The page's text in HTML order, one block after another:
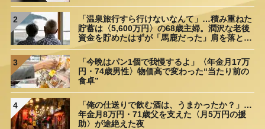
2
「温泉旅行すら行けないなんて」…積み重ねた
貯蓄は〈5,600万円〉の68歳主婦。潤沢な老後
資金を貯めたはずが「馬鹿だった」肩を落とす
3
「今晩はパン1個で我慢するよ」〈年金月17万
円・74歳男性〉物価高で変わった“当たり前の
食卓”
4
「俺の仕送りで飲む酒は、うまかったか？」…
年金月8万円・71歳父を支えた〈月5万円の援
助〉が途絶えた夜